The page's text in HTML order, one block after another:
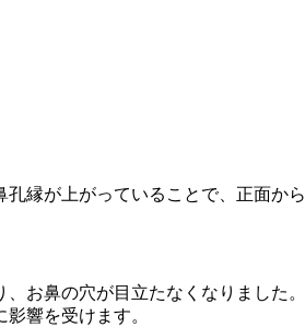
孔縁が上がっていることで、正面か
、お鼻の穴が目立たなくなりました。
響を受けます。